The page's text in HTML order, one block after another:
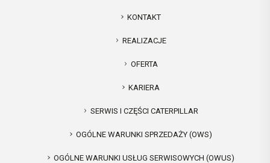
KONTAKT
REALIZACJE
OFERTA
KARIERA
SERWIS I CZĘŚCI CATERPILLAR
OGÓLNE WARUNKI SPRZEDAŻY (OWS)
OGÓLNE WARUNKI USŁUG SERWISOWYCH (OWUS)